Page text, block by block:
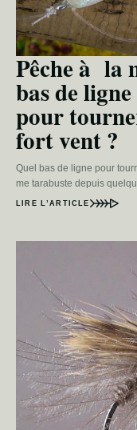
Pêche à la
bas de
pour
fort vent ?
Quel bas de ligne pour
me tarabuste depuis
LIRE L’ARTICLE